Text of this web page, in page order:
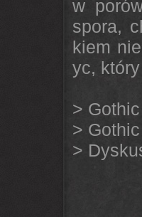
w
spora,
kiem
yc,
>
>
>